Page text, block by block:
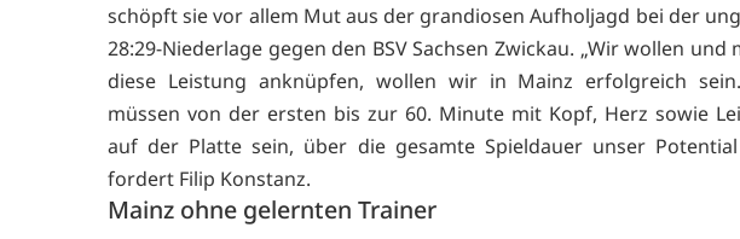
schöpft sie vor allem Mut aus der grandiosen Aufholjagd bei der
28:29-Niederlage gegen den BSV Sachsen Zwickau. „Wir wollen und
diese Leistung anknüpfen, wollen wir in Mainz erfolgreich
müssen von der ersten bis zur 60. Minute mit Kopf, Herz sowie
auf der Platte sein, über die gesamte Spieldauer unser Potential
fordert Filip Konstanz.
Mainz ohne gelernten Trainer